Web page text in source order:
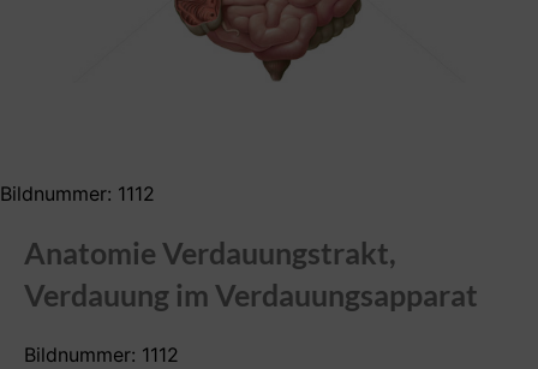
Bildnummer: 1112
Anatomie Verdauungstrakt,
Verdauung im Verdauungsapparat
Bildnummer: 1112